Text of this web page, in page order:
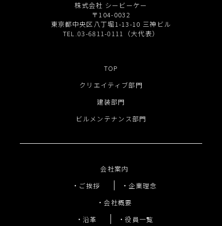
株式会社 シービーケー
〒104-0032
東京都中央区八丁堀1-13-10 三神ビル
TEL.03-6811-0111（大代表）
TOP
クリエイティブ部門
建装部門
ビルメンテナンス部門
会社案内
ご挨拶
企業理念
会社概要
沿革
役員一覧